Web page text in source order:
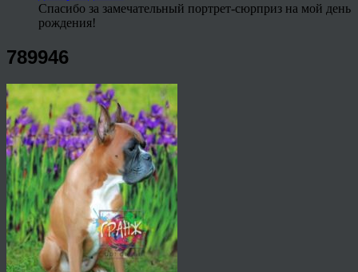
Спасибо за замечательный портрет-сюрприз на мой день
рождения!
789946